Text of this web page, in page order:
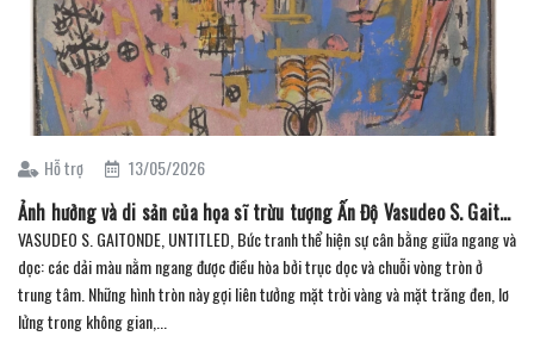
Hỗ trợ 13/05/2026
Ảnh hưởng và di sản của họa sĩ trừu tượng Ấn Độ Vasudeo S. Gaitonde ( Phần 3 )
VASUDEO S. GAITONDE, UNTITLED, Bức tranh thể hiện sự cân bằng giữa ngang và
dọc: các dải màu nằm ngang được điều hòa bởi trục dọc và chuỗi vòng tròn ở
trung tâm. Những hình tròn này gợi liên tưởng mặt trời vàng và mặt trăng đen, lơ
lửng trong không gian,...